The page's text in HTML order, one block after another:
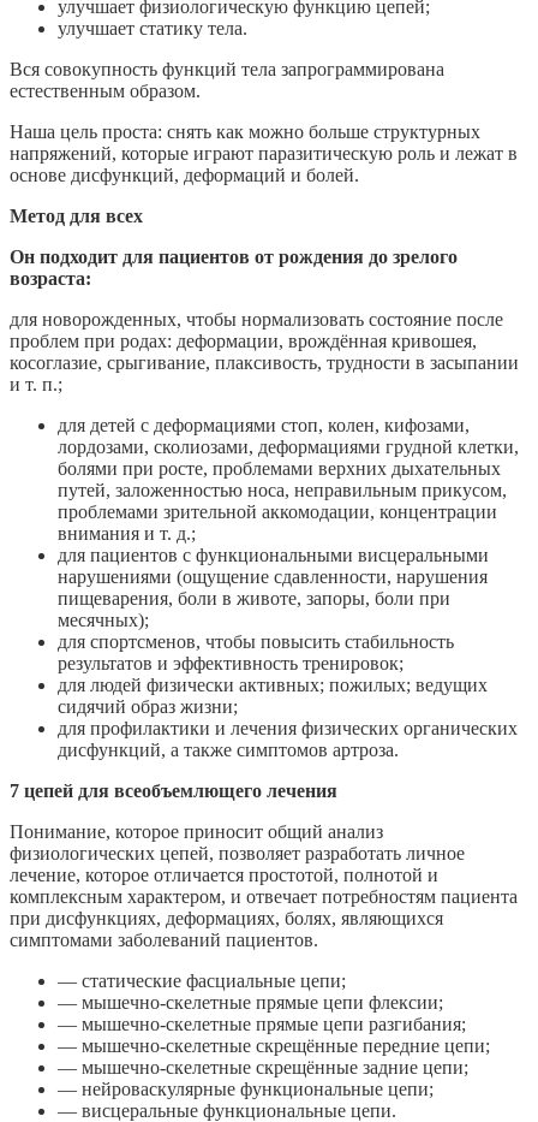
улучшает физиологическую функцию цепей;
улучшает статику тела.
Вся совокупность функций тела запрограммирована
естественным образом.
Наша цель проста: снять как можно больше структурных
напряжений, которые играют паразитическую роль и лежат в
основе дисфункций, деформаций и болей.
Метод для всех
Он подходит для пациентов от рождения до зрелого
возраста:
для новорожденных, чтобы нормализовать состояние после
проблем при родах: деформации, врождённая кривошея,
косоглазие, срыгивание, плаксивость, трудности в засыпании
и т. п.;
для детей с деформациями стоп, колен, кифозами,
лордозами, сколиозами, деформациями грудной клетки,
болями при росте, проблемами верхних дыхательных
путей, заложенностью носа, неправильным прикусом,
проблемами зрительной аккомодации, концентрации
внимания и т. д.;
для пациентов с функциональными висцеральными
нарушениями (ощущение сдавленности, нарушения
пищеварения, боли в животе, запоры, боли при
месячных);
для спортсменов, чтобы повысить стабильность
результатов и эффективность тренировок;
для людей физически активных; пожилых; ведущих
сидячий образ жизни;
для профилактики и лечения физических органических
дисфункций, а также симптомов артроза.
7 цепей для всеобъемлющего лечения
Понимание, которое приносит общий анализ
физиологических цепей, позволяет разработать личное
лечение, которое отличается простотой, полнотой и
комплексным характером, и отвечает потребностям пациента
при дисфункциях, деформациях, болях, являющихся
симптомами заболеваний пациентов.
— статические фасциальные цепи;
— мышечно-скелетные прямые цепи флексии;
— мышечно-скелетные прямые цепи разгибания;
— мышечно-скелетные скрещённые передние цепи;
— мышечно-скелетные скрещённые задние цепи;
— нейроваскулярные функциональные цепи;
— висцеральные функциональные цепи.